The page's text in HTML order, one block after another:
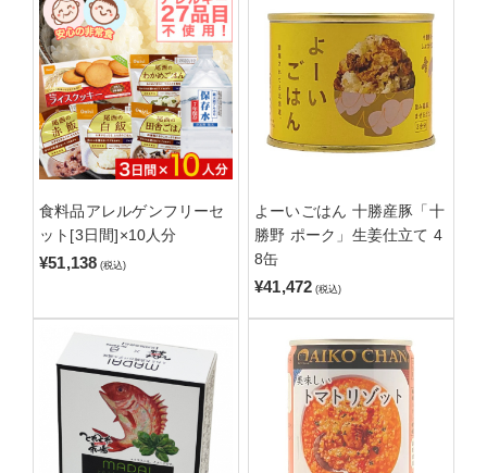
食料品アレルゲンフリーセ
ット[3日間]×10人分
¥51,138 (税込)
よーいごはん 十勝産豚「十
勝野 ポーク」生姜仕立て 4
8缶
¥41,472 (税込)